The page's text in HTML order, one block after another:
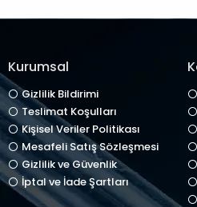
Kurumsal
Gizlilik Bildirimi
Teslimat Koşulları
Kişisel Veriler Politikası
Mesafeli Satış Sözleşmesi
Gizlilik ve Güvenlik
İptal ve İade Şartları